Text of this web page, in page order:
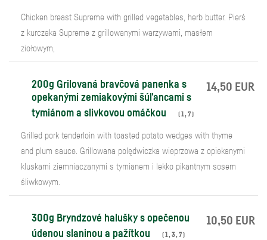
Chicken breast Supreme with grilled vegetables, herb butter. Pierś
z kurczaka Supreme z grillowanymi warzywami, masłem
ziołowym,
200g Grilovaná bravčová panenka s
opekanými zemiakovými šúľancami s
tymiánom a slivkovou omáčkou
(1,7)
14,50 EUR
Grilled pork tenderloin with toasted potato wedges with thyme
and plum sauce. Grillowana polędwiczka wieprzowa z opiekanymi
kluskami ziemniaczanymi s tymianem i lekko pikantnym sosem
śliwkowym.
300g Bryndzové halušky s opečenou
údenou slaninou a pažítkou
(1,3,7)
10,50 EUR